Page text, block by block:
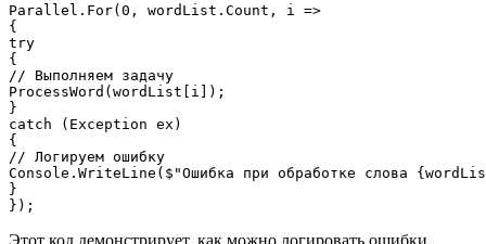
Parallel.For(0, wordList.Count, i =>
{
try
{
// Выполняем задачу
ProcessWord(wordList[i]);
}
catch (Exception ex)
{
// Логируем ошибку
Console.WriteLine($"Ошибка при обработке слова
}
Этот код демонстрирует, как можно логировать ошибки,